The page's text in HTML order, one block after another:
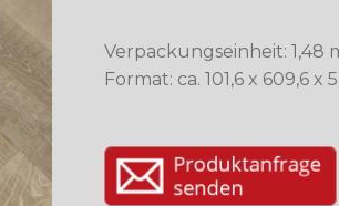
Verpackungseinheit: 1,48
Format: ca. 101,6 x 609,6 x